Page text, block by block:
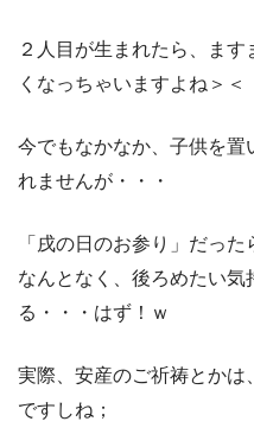
２人目が生まれたら、ま
くなっちゃいますよね＞＜
今でもなかなか、子供を置
れませんが・・・
「戌の日のお参り」だっ
なんとなく、後ろめたい
る・・・はず！ｗ
実際、安産のご祈祷とかは
ですしね；